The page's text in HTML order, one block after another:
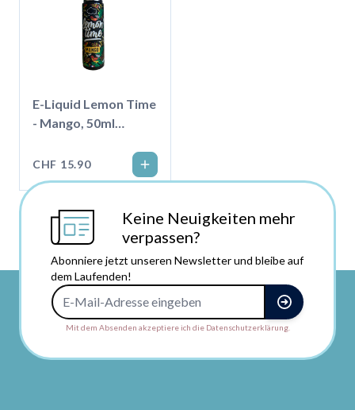
E-Liquid Lemon Time
- Mango, 50ml
CHF 15.90
Keine Neuigkeiten mehr
verpassen?
Abonniere jetzt unseren Newsletter und bleibe auf
dem Laufenden!
Mit dem Absenden akzeptiere ich die Datenschutzerklärung.